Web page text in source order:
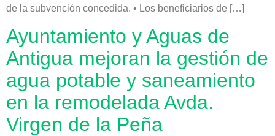
de la subvención concedida. • Los beneficiarios de […]
Ayuntamiento y Aguas de
Antigua mejoran la gestión de
agua potable y saneamiento
en la remodelada Avda.
Virgen de la Peña